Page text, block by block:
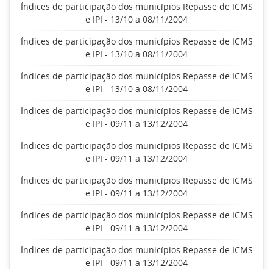
Índices de participação dos municípios Repasse de ICMS
e IPI - 13/10 a 08/11/2004
Índices de participação dos municípios Repasse de ICMS
e IPI - 13/10 a 08/11/2004
Índices de participação dos municípios Repasse de ICMS
e IPI - 13/10 a 08/11/2004
Índices de participação dos municípios Repasse de ICMS
e IPI - 09/11 a 13/12/2004
Índices de participação dos municípios Repasse de ICMS
e IPI - 09/11 a 13/12/2004
Índices de participação dos municípios Repasse de ICMS
e IPI - 09/11 a 13/12/2004
Índices de participação dos municípios Repasse de ICMS
e IPI - 09/11 a 13/12/2004
Índices de participação dos municípios Repasse de ICMS
e IPI - 09/11 a 13/12/2004